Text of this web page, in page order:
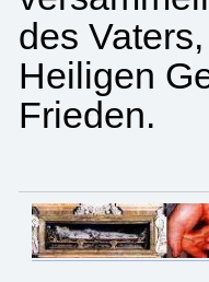
des
Heiligen
Frieden.